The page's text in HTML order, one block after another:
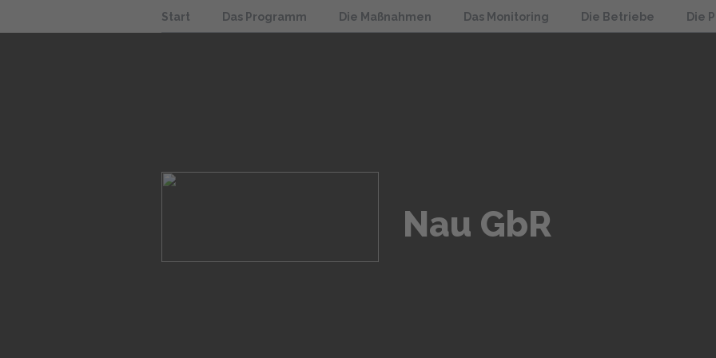
Start Das Programm Die Maßnahmen Das Monitoring Die Betriebe Die
Nau GbR